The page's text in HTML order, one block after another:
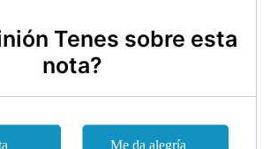
Tenes sobre esta
nota?